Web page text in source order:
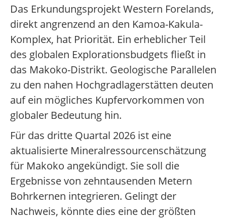
Das Erkundungsprojekt Western Forelands,
direkt angrenzend an den Kamoa-Kakula-
Komplex, hat Priorität. Ein erheblicher Teil
des globalen Explorationsbudgets fließt in
das Makoko-Distrikt. Geologische Parallelen
zu den nahen Hochgradlagerstätten deuten
auf ein mögliches Kupfervorkommen von
globaler Bedeutung hin.
Für das dritte Quartal 2026 ist eine
aktualisierte Mineralressourcenschätzung
für Makoko angekündigt. Sie soll die
Ergebnisse von zehntausenden Metern
Bohrkernen integrieren. Gelingt der
Nachweis, könnte dies eine der größten